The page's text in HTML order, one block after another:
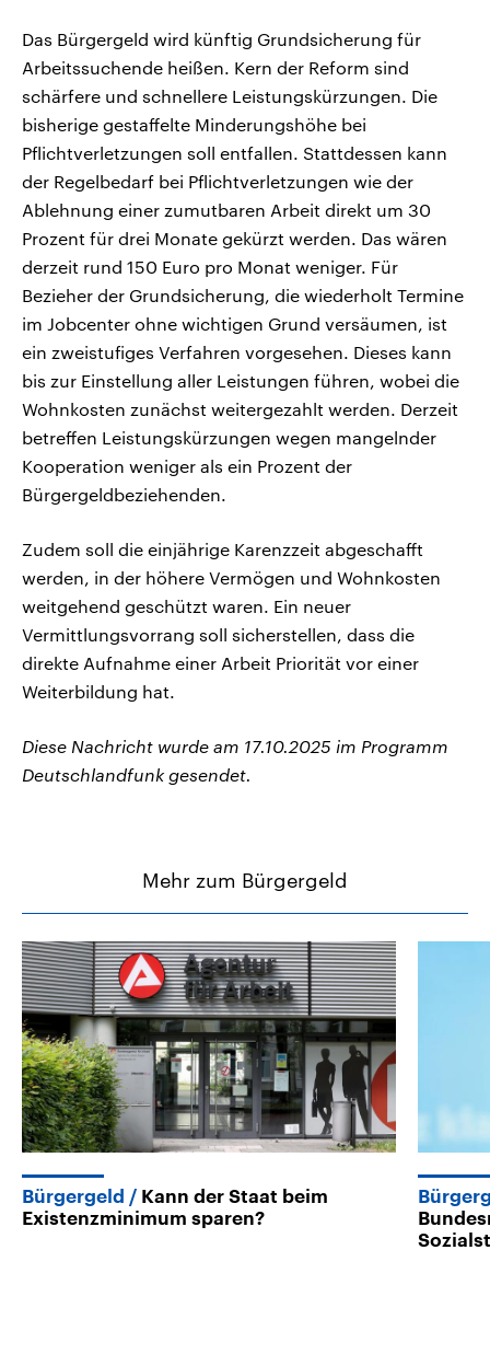
Das Bürgergeld wird künftig Grundsicherung für
Arbeitssuchende heißen. Kern der Reform sind
schärfere und schnellere Leistungskürzungen. Die
bisherige gestaffelte Minderungshöhe bei
Pflichtverletzungen soll entfallen. Stattdessen kann
der Regelbedarf bei Pflichtverletzungen wie der
Ablehnung einer zumutbaren Arbeit direkt um 30
Prozent für drei Monate gekürzt werden. Das wären
derzeit rund 150 Euro pro Monat weniger. Für
Bezieher der Grundsicherung, die wiederholt Termine
im Jobcenter ohne wichtigen Grund versäumen, ist
ein zweistufiges Verfahren vorgesehen. Dieses kann
bis zur Einstellung aller Leistungen führen, wobei die
Wohnkosten zunächst weitergezahlt werden. Derzeit
betreffen Leistungskürzungen wegen mangelnder
Kooperation weniger als ein Prozent der
Bürgergeldbeziehenden.
Zudem soll die einjährige Karenzzeit abgeschafft
werden, in der höhere Vermögen und Wohnkosten
weitgehend geschützt waren. Ein neuer
Vermittlungsvorrang soll sicherstellen, dass die
direkte Aufnahme einer Arbeit Priorität vor einer
Weiterbildung hat.
Diese Nachricht wurde am 17.10.2025 im Programm
Deutschlandfunk gesendet.
Mehr zum Bürgergeld
Bürgergeld
Kann der Staat beim
Existenzminimum sparen?